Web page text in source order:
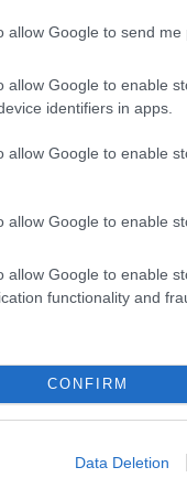
allow Google to send me
allow Google to enable
identifiers in apps.
allow Google to enable
allow Google to enable
allow Google to enable
functionality and
CONFIRM
Data Deletion
hangulata – Jön a